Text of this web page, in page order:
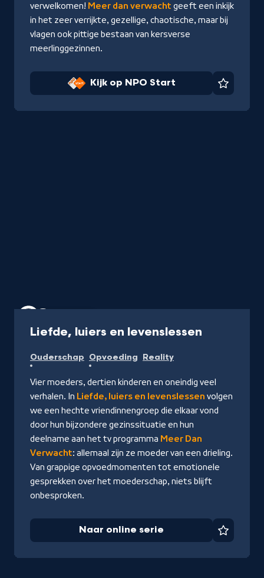
verwelkomen! Meer dan verwacht geeft een inkijk
in het zeer verrijkte, gezellige, chaotische, maar bij
vlagen ook pittige bestaan van kersverse
meerlinggezinnen.
Kijk op NPO Start
Liefde, luiers en levenslessen
serie
Ouderschap Opvoeding Reality
Vier moeders, dertien kinderen en oneindig veel
verhalen. In Liefde, luiers en levenslessen volgen
we een hechte vriendinnengroep die elkaar vond
door hun bijzondere gezinssituatie en hun
deelname aan het tv programma Meer Dan
Verwacht: allemaal zijn ze moeder van een drieling.
Van grappige opvoedmomenten tot emotionele
gesprekken over het moederschap, niets blijft
onbesproken.
Naar online serie